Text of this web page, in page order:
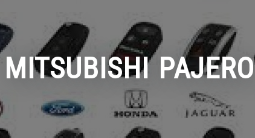
MITSUBISHI PAJERO